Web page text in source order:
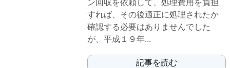
ン回収を依頼して、処理費用を負担
すれば、その後適正に処理されたか
確認する必要はありませんでした
が、平成１９年...
記事を読む